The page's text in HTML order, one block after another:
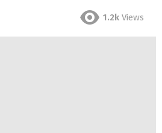
1.2k Views